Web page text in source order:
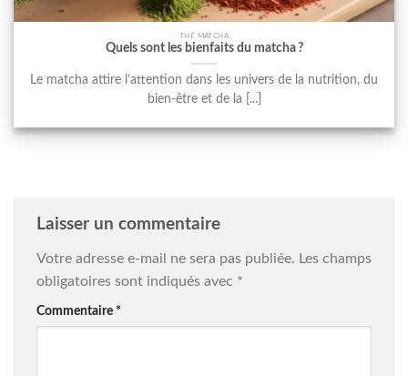
THÉ MATCHA
Quels sont les bienfaits du matcha ?
Le matcha attire l’attention dans les univers de la nutrition, du
bien-être et de la [...]
Laisser un commentaire
Votre adresse e-mail ne sera pas publiée. Les champs
obligatoires sont indiqués avec *
Commentaire *